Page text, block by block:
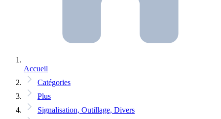
Accueil
Catégories
Plus
Signalisation, Outillage, Divers